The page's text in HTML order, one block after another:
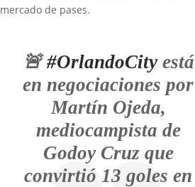
mercado de pases.
🚨#OrlandoCityestá
en negociaciones por
Martín Ojeda,
mediocampista de
Godoy Cruz que
convirtió 13 goles en